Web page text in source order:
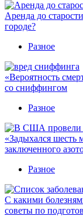
Аренда до
городе?
Разное
«Вероятность
со сниффингом
Разное
«Задыхался
заключенного
Разное
С какими
советы по